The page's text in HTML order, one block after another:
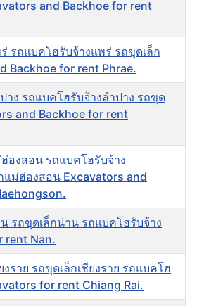
and Backhoe for rent
รถแบคโฮรับจ้างแพร่ รถขุดเล็ก
Backhoe for rent Phrae.
าง รถแบคโฮรับจ้างลำปาง รถขุด
and Backhoe for rent
องสอน รถแบคโฮรับจ้าง
แม่ฮ่องสอน Excavators and
รถขุดเล็กน่าน รถแบคโฮรับจ้าง
rent Nan.
ราย รถขุดเล็กเชียงราย รถแบคโฮ
for rent Chiang Rai.